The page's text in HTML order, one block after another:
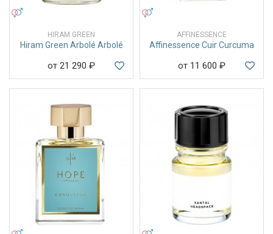
HIRAM GREEN
Hiram Green Arbolé Arbolé
от 21 290 ₽
AFFINESSENCE
Affinessence Cuir Curcuma
от 11 600 ₽